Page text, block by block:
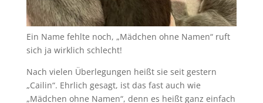
Ein Name fehlte noch, „Mädchen ohne Namen“ ruft
sich ja wirklich schlecht!
Nach vielen Überlegungen heißt sie seit gestern
„Cailin“. Ehrlich gesagt, ist das fast auch wie
„Mädchen ohne Namen“, denn es heißt ganz einfach